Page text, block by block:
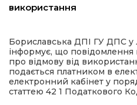
використання
Бориславська ДПІ ГУ ДПС у
інформує, що
про відмову від
подається платником в
електронний кабінет у
статтею 42 1 Податкового